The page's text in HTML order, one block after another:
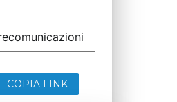
COPIA LINK